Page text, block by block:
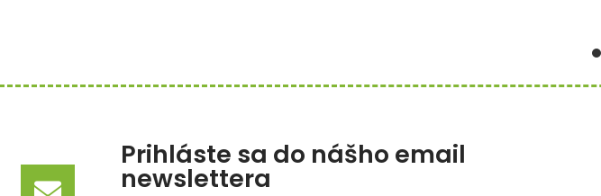
Prihláste sa do nášho email
newslettera